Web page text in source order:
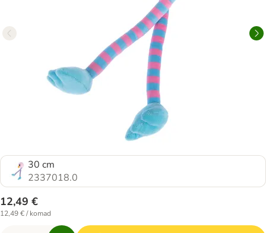
30 cm
2337018.0
12,49 €
12,49 € / komad